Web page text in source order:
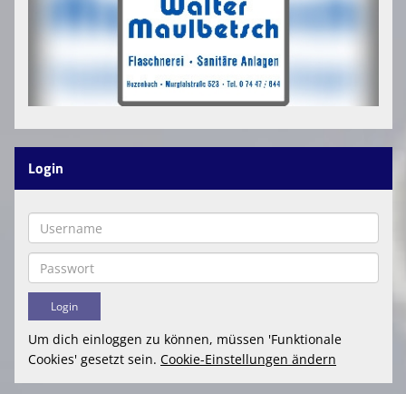
Login
Um dich einloggen zu können, müssen 'Funktionale
Cookies' gesetzt sein. Cookie-Einstellungen ändern